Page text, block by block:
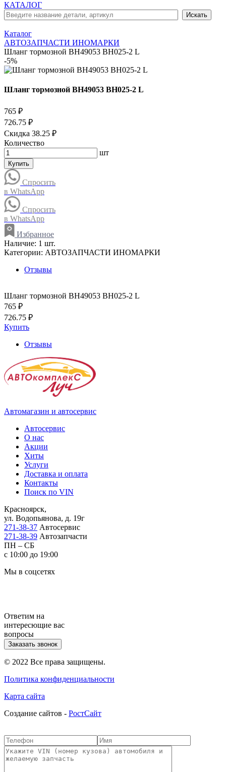
КАТАЛОГ
Каталог
АВТОЗАПЧАСТИ ИНОМАРКИ
Шланг тормозной BH49053 BH025-2 L
-5%
Шланг тормозной BH49053 BH025-2 L
765 ₽
726.75 ₽
Скидка 38.25 ₽
Количество
шт
Купить
Спросить
в WhatsApp
Спросить
в WhatsApp
Избранное
Наличие: 1 шт.
Категории: АВТОЗАПЧАСТИ ИНОМАРКИ
Отзывы
Шланг тормозной BH49053 BH025-2 L
765 ₽
726.75 ₽
Купить
Отзывы
Автомагазин и автосервис
Автосервис
О нас
Акции
Хиты
Услуги
Доставка и оплата
Контакты
Поиск по VIN
Красноярск,
ул. Водопьянова, д. 19г
271-38-37 Автосервис
271-38-39 Автозапчасти
ПН – СБ
с 10:00 до 19:00
Мы в соцсетях
Ответим на
интересющие вас
вопросы
Заказать звонок
© 2022 Все права защищены.
Политика конфиденциальности
Карта сайта
Cоздание сайтов - РостСайт